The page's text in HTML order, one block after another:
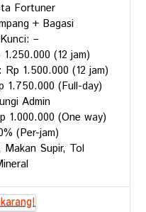
Fortuner
+ Bagasi
–
(12 jam)
1.500.000 (12 jam)
1.750.000 (Full-day)
Admin
1.000.000 (One way)
(Per-jam)
Makan Supir, Tol